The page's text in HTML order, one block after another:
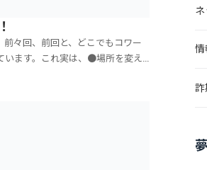
々回、前回と、どこでもコワー
います。これ実は、●場所を変え